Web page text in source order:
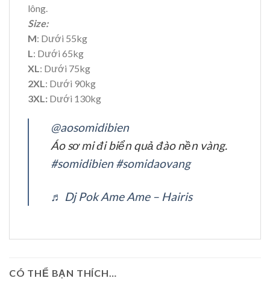
lông.
Size:
M: Dưới 55kg
L: Dưới 65kg
XL: Dưới 75kg
2XL: Dưới 90kg
3XL: Dưới 130kg
@aosomidibien
Áo sơ mi đi biển quả đào nền vàng.
#somidibien #somidaovang
♬ Dj Pok Ame Ame – Hairis
CÓ THỂ BẠN THÍCH…